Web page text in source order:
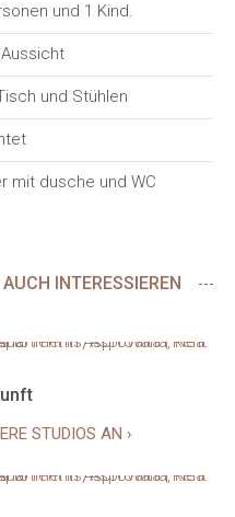
und 1 Kind.
und Stühlen
mit dusche und WC
INTERESSIEREN
STUDIOS AN ›